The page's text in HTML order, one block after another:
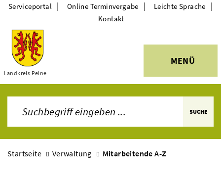
Themen
Landkreis Peine
MENÜ
Serviceportal | Online Terminvergabe | Leichte Sprache |
Kontakt
SUCHE
Startseite Verwaltung Mitarbeitende A-Z